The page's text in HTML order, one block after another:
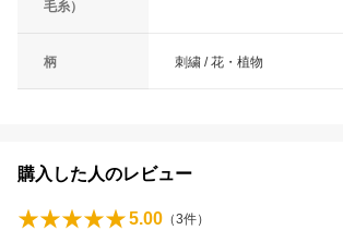
毛糸）
柄 刺繍 / 花・植物
購入した人のレビュー
5.00 （3件）